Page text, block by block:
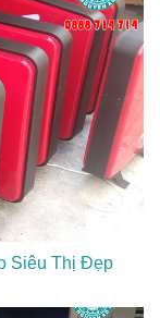
Siêu Thị Đẹp